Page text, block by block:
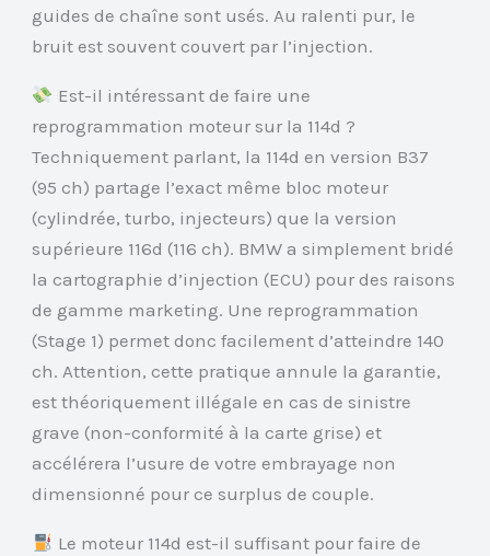
guides de chaîne sont usés. Au ralenti pur, le
bruit est souvent couvert par l’injection.
Est-il intéressant de faire une
reprogrammation moteur sur la 114d ?
Techniquement parlant, la 114d en version B37
(95 ch) partage l’exact même bloc moteur
(cylindrée, turbo, injecteurs) que la version
supérieure 116d (116 ch). BMW a simplement bridé
la cartographie d’injection (ECU) pour des raisons
de gamme marketing. Une reprogrammation
(Stage 1) permet donc facilement d’atteindre 140
ch. Attention, cette pratique annule la garantie,
est théoriquement illégale en cas de sinistre
grave (non-conformité à la carte grise) et
accélérera l’usure de votre embrayage non
dimensionné pour ce surplus de couple.
Le moteur 114d est-il suffisant pour faire de